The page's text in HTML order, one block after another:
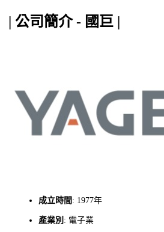
| 公司簡介 - 國巨 |
成立時間 : 1977年
產業別 : 電子業